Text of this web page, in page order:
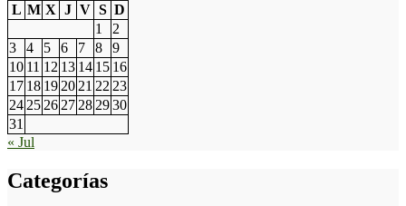
L M X J V S D
1
2
3
4 5 6 7 8
9
10 11 12 13 14 15 16
17 18 19 20 21 22 23
24 25 26 27 28 2930
31
« Jul
Categorías